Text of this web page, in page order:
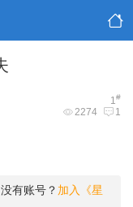
1#
2274 1
有账号？ 加入《星